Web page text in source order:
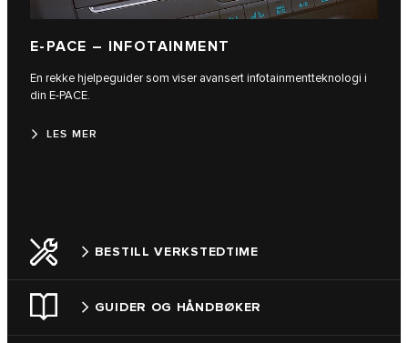
E‑PACE – INFOTAINMENT
En rekke hjelpeguider som viser avansert infotainmentteknologi i
din E‑PACE.
LES MER
BESTILL VERKSTEDTIME
GUIDER OG HÅNDBØKER